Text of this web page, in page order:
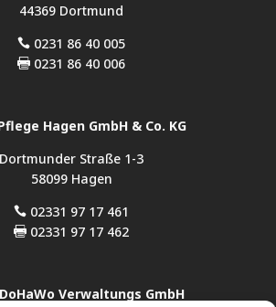
44369 Dortmund
 0231 86 40 005
 0231 86 40 006
Hagen GmbH & Co. KG
Dortmunder Straße 1-3
58099 Hagen
 02331 97 17 461
 02331 97 17 462
Verwaltungs GmbH